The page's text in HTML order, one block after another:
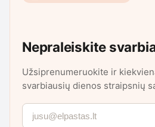
Nepraleiskite
Užsiprenumeruokite ir
svarbiausių dienos straipsnių